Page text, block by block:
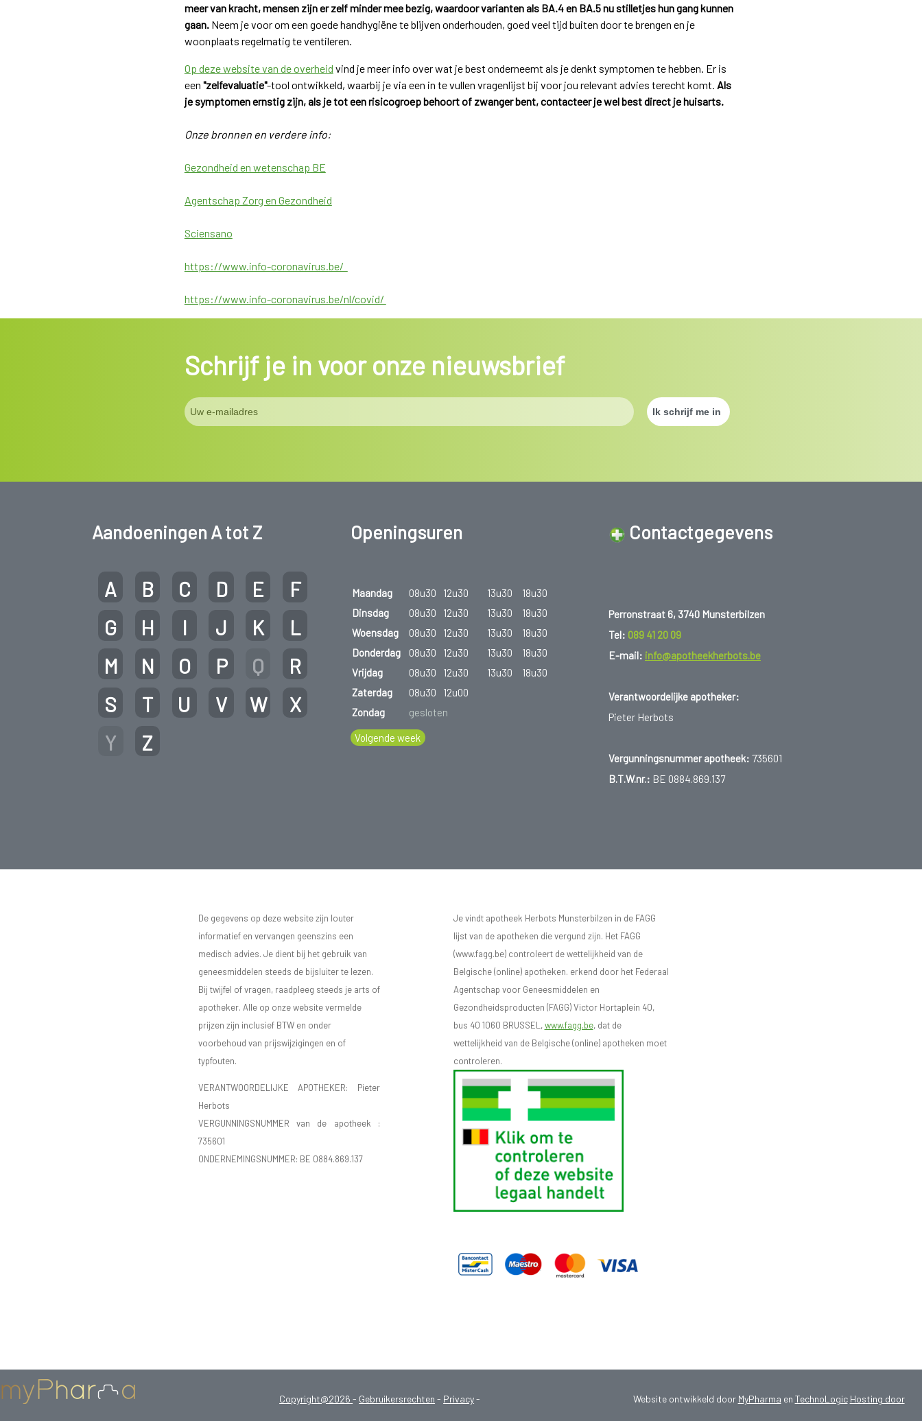
meer van kracht, mensen zijn er zelf minder mee bezig, waardoor varianten als BA.4 en BA.5 nu stilletjes hun gang kunnen
gaan.Neem je voor om een goede handhygiëne te blijven onderhouden, goed veel tijd buiten door te brengen en je
woonplaats regelmatig te ventileren.
Op deze website van de overheid vind je meer info over wat je best onderneemt als je denkt symptomen te hebben. Er is
een "zelfevaluatie"-tool ontwikkeld, waarbij je via een in te vullen vragenlijst bij voor jou relevant advies terecht komt. Als
je symptomen ernstig zijn, als je tot een risicogroep behoort of zwanger bent, contacteer je wel best direct je huisarts.
Onze bronnen en verdere info:
Gezondheid en wetenschap BE
Agentschap Zorg en Gezondheid
Sciensano
https://www.info-coronavirus.be/
https://www.info-coronavirus.be/nl/covid/
Schrijf je in voor onze nieuwsbrief
Aandoeningen A tot Z
A B C D E
F
G
H I J K
L
M
N O P Q
R
S
T U V W
X
Y
Z
Openingsuren
Maandag 08u30 12u30 13u30
18u30
Dinsdag
08u30 12u30 13u30
18u30
Woensdag
08u30 12u30 13u30
18u30
Donderdag
08u30 12u30 13u30
18u30
Vrijdag
08u30 12u30 13u30
18u30
Zaterdag
08u30
12u00
Zondag
gesloten
Volgende week
Contactgegevens
Perronstraat 6, 3740 Munsterbilzen
Tel: 089 41 20 09
E-mail: info@apotheekherbots.be
Verantwoordelijke apotheker:
Pieter Herbots
Vergunningsnummer apotheek: 735601
B.T.W.nr.: BE 0884.869.137
De gegevens op deze website zijn louter
informatief en vervangen geenszins een
medisch advies. Je dient bij het gebruik van
geneesmiddelen steeds de bijsluiter te lezen.
Bij twijfel of vragen, raadpleeg steeds je arts of
apotheker. Alle op onze website vermelde
prijzen zijn inclusief BTW en onder
voorbehoud van prijswijzigingen en of
typfouten.
VERANTWOORDELIJKE APOTHEKER: Pieter
Herbots
VERGUNNINGSNUMMER van de apotheek :
735601
ONDERNEMINGSNUMMER: BE 0884.869.137
Je vindt apotheek Herbots Munsterbilzen in de FAGG
lijst van de apotheken die vergund zijn. Het FAGG
(www.fagg.be) controleert de wettelijkheid van de
Belgische (online) apotheken. erkend door het Federaal
Agentschap voor Geneesmiddelen en
Gezondheidsproducten (FAGG) Victor Hortaplein 40,
bus 40 1060 BRUSSEL,www.fagg.be, dat de
wettelijkheid van de Belgische (online) apotheken moet
controleren.
Copyright@2026- Gebruikersrechten - Privacy- Website ontwikkeld door MyPharma en TechnoLogic Hosting door